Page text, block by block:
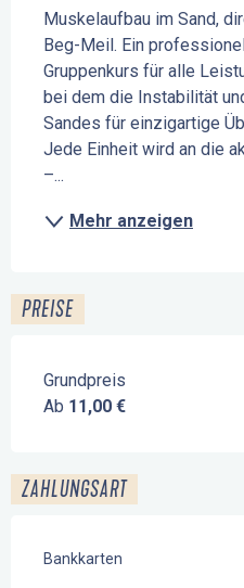
Muskelaufbau im Sand,
Beg-Meil. Ein
Gruppenkurs für alle
bei dem die Instabilität
Sandes für einzigartige
Jede Einheit wird an die
–...
Mehr anzeigen
PREISE
Grundpreis
Ab 11,00 €
ZAHLUNGSART
Bankkarten